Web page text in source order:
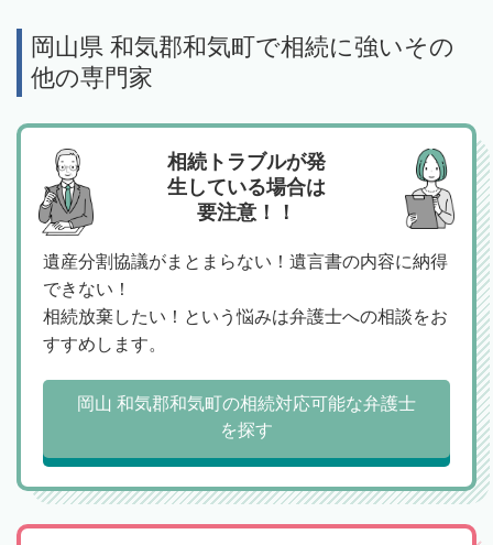
岡山県 和気郡和気町で相続に強いその
他の専門家
相続トラブルが発
生している場合は
要注意！！
遺産分割協議がまとまらない！遺言書の内容に納得
できない！
相続放棄したい！という悩みは弁護士への相談をお
すすめします。
岡山 和気郡和気町の相続対応可能な弁護士
を探す